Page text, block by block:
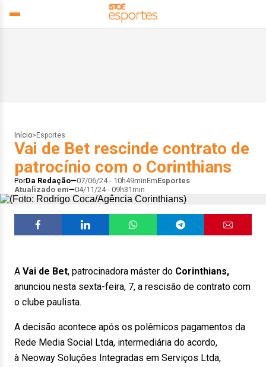
Início> Esportes
Vai de Bet rescinde contrato de
patrocínio com o Corinthians
PorDa Redação 07/06/24 - 10h49minEmEsportes
Atualizado em
04/11/24 - 09h31min
A Vai de Bet, patrocinadora máster do Corinthians,
anunciou nesta sexta-feira, 7, a rescisão de contrato com
o clube paulista.
A decisão acontece após os polêmicos pagamentos da
Rede Media Social Ltda, intermediária do acordo,
à Neoway Soluções Integradas em Serviços Ltda,